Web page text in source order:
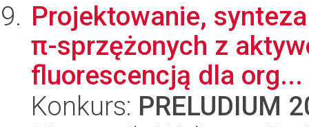
Projektowanie,
π-sprzężonych z
fluorescencją dla org...
Konkurs: PRELUDIUM